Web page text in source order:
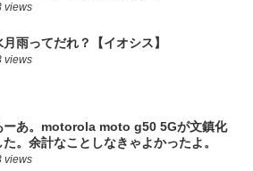
views
月雨ってだれ？【イオシス】
views
ーあ。motorola moto g50 5Gが文鎮化
た。余計なことしなきゃよかったよ。
views